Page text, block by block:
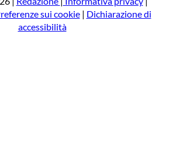
sui cookie| Dichiarazione di
accessibilità